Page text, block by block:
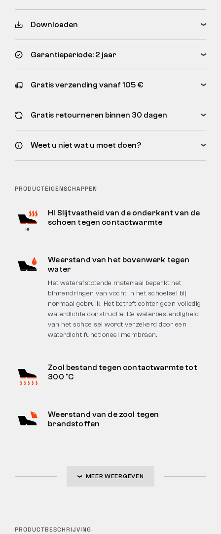
Downloaden
Garantieperiode: 2 jaar
Gratis verzending vanaf 105 €
Gratis retourneren binnen 30 dagen
Weet u niet wat u moet doen?
PRODUCTEIGENSCHAPPEN
HI Slijtvastheid van de onderkant van de
schoen tegen contactwarmte
Weerstand van het bovenwerk tegen
water
Het waterafstotende materiaal beperkt het
binnendringen van vocht in het schoeisel bij
normaal gebruik. Het betreft echter geen volledig
waterdichte constructie. De waterbestendigheid
van het schoeisel wordt verzekerd door een
waterdicht functioneel membraan.
Zool bestand tegen contactwarmte tot
300 °C
Weerstand van de zool tegen
brandstoffen
MEER WEERGEVEN
PRODUCTBESCHRIJVING